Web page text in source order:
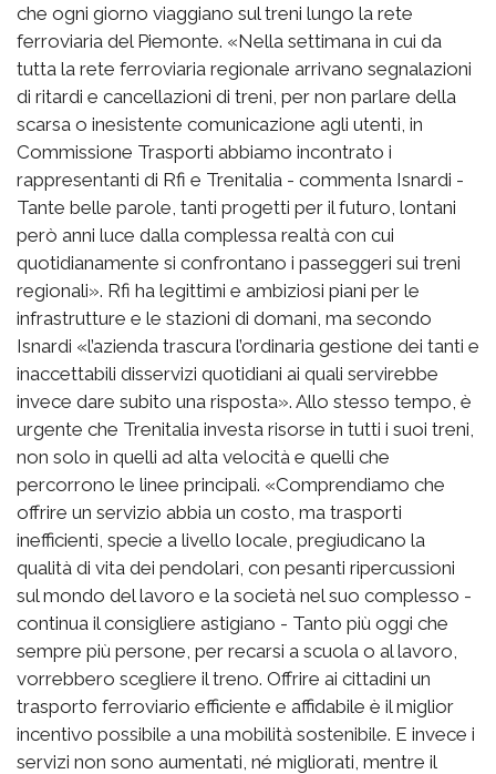
che ogni giorno viaggiano sul treni lungo la rete
ferroviaria del Piemonte. «Nella settimana in cui da
tutta la rete ferroviaria regionale arrivano segnalazioni
di ritardi e cancellazioni di treni, per non parlare della
scarsa o inesistente comunicazione agli utenti, in
Commissione Trasporti abbiamo incontrato i
rappresentanti di Rfi e Trenitalia - commenta Isnardi -
Tante belle parole, tanti progetti per il futuro, lontani
però anni luce dalla complessa realtà con cui
quotidianamente si confrontano i passeggeri sui treni
regionali». Rfi ha legittimi e ambiziosi piani per le
infrastrutture e le stazioni di domani, ma secondo
Isnardi «l’azienda trascura l’ordinaria gestione dei tanti e
inaccettabili disservizi quotidiani ai quali servirebbe
invece dare subito una risposta». Allo stesso tempo, è
urgente che Trenitalia investa risorse in tutti i suoi treni,
non solo in quelli ad alta velocità e quelli che
percorrono le linee principali. «Comprendiamo che
offrire un servizio abbia un costo, ma trasporti
inefficienti, specie a livello locale, pregiudicano la
qualità di vita dei pendolari, con pesanti ripercussioni
sul mondo del lavoro e la società nel suo complesso -
continua il consigliere astigiano - Tanto più oggi che
sempre più persone, per recarsi a scuola o al lavoro,
vorrebbero scegliere il treno. Offrire ai cittadini un
trasporto ferroviario efficiente e affidabile è il miglior
incentivo possibile a una mobilità sostenibile. E invece i
servizi non sono aumentati, né migliorati, mentre il